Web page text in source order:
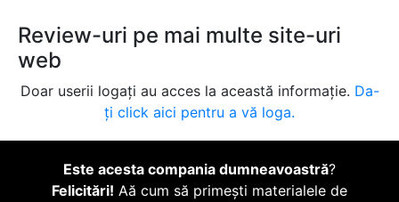
Review-uri pe mai multe site-uri
web
Doar userii logați au acces la această informație. Da-
ți click aici pentru a vă loga.
Este acesta compania dumneavoastră?
Felicitări! Aă cum să primești materialele de